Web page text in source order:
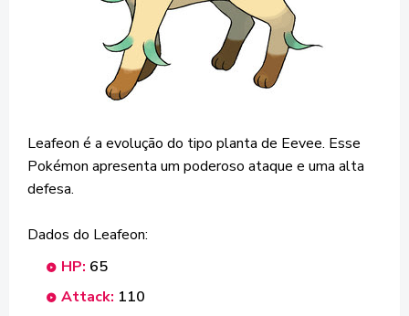
Leafeon é a evolução do tipo planta de Eevee. Esse
Pokémon apresenta um poderoso ataque e uma alta
defesa.
Dados do Leafeon:
HP: 65
Attack: 110